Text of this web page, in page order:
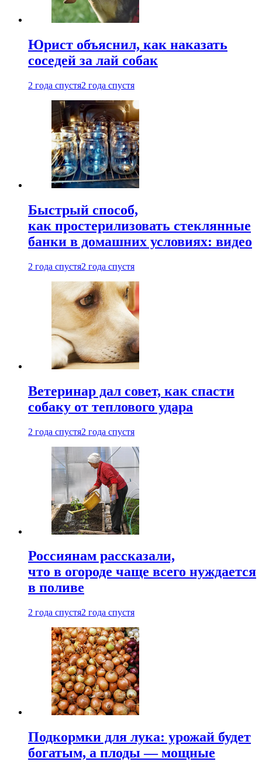
Юрист объяснил, как наказать
соседей за лай собак
2 года спустя2 года спустя
Быстрый способ,
как простерилизовать стеклянные
банки в домашних условиях: видео
2 года спустя2 года спустя
Ветеринар дал совет, как спасти
собаку от теплового удара
2 года спустя2 года спустя
Россиянам рассказали,
что в огороде чаще всего нуждается
в поливе
2 года спустя2 года спустя
Подкормки для лука: урожай будет
богатым, а плоды — мощные